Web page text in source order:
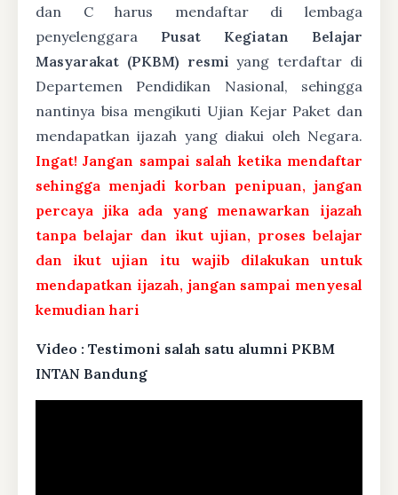
dan C harus mendaftar di lembaga
penyelenggara Pusat Kegiatan Belajar
Masyarakat (PKBM) resmi yang terdaftar di
Departemen Pendidikan Nasional, sehingga
nantinya bisa mengikuti Ujian Kejar Paket dan
mendapatkan ijazah yang diakui oleh Negara.
Ingat! Jangan sampai salah ketika mendaftar
sehingga menjadi korban penipuan, jangan
percaya jika ada yang menawarkan ijazah
tanpa belajar dan ikut ujian, proses belajar
dan ikut ujian itu wajib dilakukan untuk
mendapatkan ijazah, jangan sampai menyesal
kemudian hari
Video : Testimoni salah satu alumni PKBM
INTAN Bandung